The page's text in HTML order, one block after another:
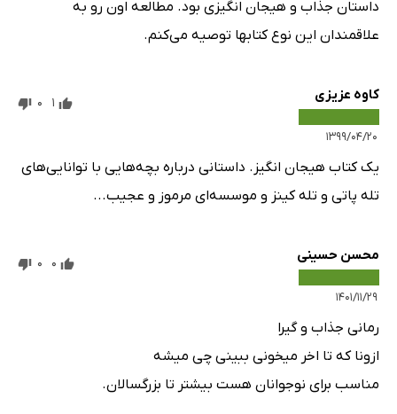
داستان جذاب و هیجان انگیزی بود. مطالعه اون رو به
علاقمندان این نوع کتابها توصیه می‌کنم.
کاوه عزیزی
۱۳۹۹/۰۴/۲۰
1
0
یک کتاب هیجان انگیز. داستانی درباره بچه‌هایی با توانایی‌های
تله پاتی و تله کینز و موسسه‌ای مرموز و عجیب...
محسن حسینی
۱۴۰۱/۱۱/۲۹
0
0
رمانی جذاب و گیرا
ازونا که تا اخر میخونی ببینی چی میشه
مناسب برای نوجوانان هست بیشتر تا بزرگسالان.